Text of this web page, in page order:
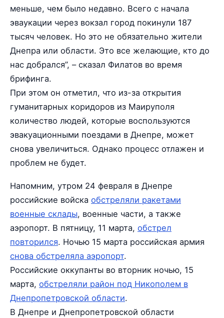
меньше, чем было недавно. Всего с начала
эваукации через вокзал город покинули 187
тысяч человек. Но это не обязательно жители
Днепра или области. Это все желающие, кто до
нас добрался”, – сказал Филатов во время
брифинга.
При этом он отметил, что из-за открытия
гуманитарных коридоров из Маируполя
количество людей, которые воспользуются
эвакуационными поездами в Днепре, может
снова увеличиться. Однако процесс отлажен и
проблем не будет.
Напомним, утром 24 февраля в Днепре
российские войска обстреляли ракетами
военные склады, военные части, а также
аэропорт. В пятницу, 11 марта, обстрел
повторился. Ночью 15 марта российская армия
снова обстреляла аэропорт.
Российские оккупанты во вторник ночью, 15
марта, обстреляли район под Никополем в
Днепропетровской области.
В Днепре и Днепропетровской области